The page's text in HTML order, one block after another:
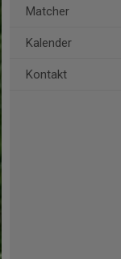
Matcher
Kalender
Kontakt